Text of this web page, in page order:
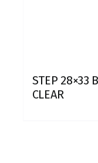
STEP 28×33
CLEAR